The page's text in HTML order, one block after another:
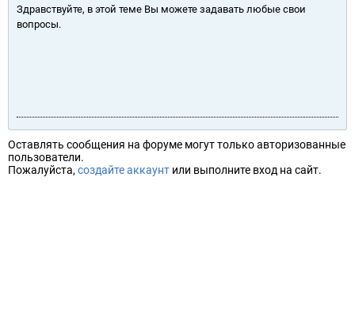
Здравствуйте, в этой теме Вы можете задавать любые свои
вопросы.
Оставлять сообщения на форуме могут только авторизованные
пользователи.
Пожалуйста, создайте аккаунт или выполните вход на сайт.